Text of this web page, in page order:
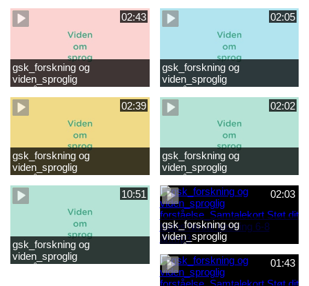
læsevanskeligheder.mp4
første læsning 6-8 år.mp4
02:43
gsk_forskning og
viden_sproglig
forståelse_Støt dit barns
fortsatte læsning 8-10 år.mp4
02:05
gsk_forskning og
viden_sproglig
forståelse_Snak med dit barn
6 mdr-2 år.mp4
02:39
gsk_forskning og
viden_sproglig
forståelse_Snak med dit barn
2-6 år.mp4
02:02
gsk_forskning og
viden_sproglig
forståelse_Snak med din
baby 0-6 mdr.mp4
10:51
gsk_forskning og
viden_sproglig
forståelse_Barnets sproglige
02:03
gsk_forskning og
viden_sproglig
forståelse_Samtalekort Støt
dit barns første læsning 6-8
år.mp3
01:43